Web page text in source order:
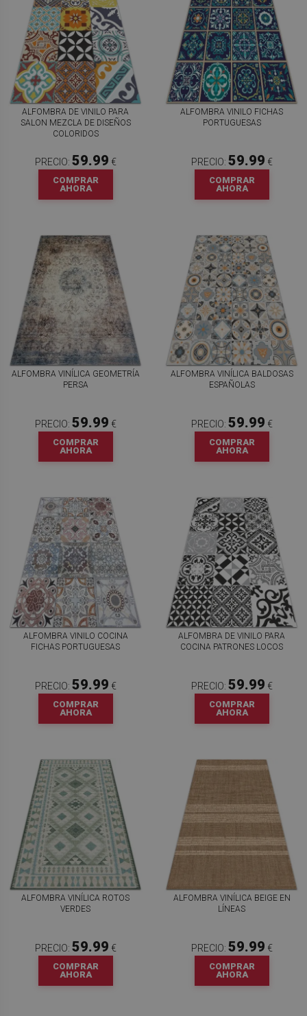
ALFOMBRA DE VINILO PARA
SALON MEZCLA DE DISEÑOS
COLORIDOS
PRECIO: 59.99 €
COMPRAR
AHORA
ALFOMBRA VINILO FICHAS
PORTUGUESAS
PRECIO: 59.99 €
COMPRAR
AHORA
ALFOMBRA VINÍLICA GEOMETRÍA
PERSA
PRECIO: 59.99 €
COMPRAR
AHORA
ALFOMBRA VINÍLICA BALDOSAS
ESPAÑOLAS
PRECIO: 59.99 €
COMPRAR
AHORA
ALFOMBRA VINILO COCINA
FICHAS PORTUGUESAS
PRECIO: 59.99 €
COMPRAR
AHORA
ALFOMBRA DE VINILO PARA
COCINA PATRONES LOCOS
PRECIO: 59.99 €
COMPRAR
AHORA
ALFOMBRA VINÍLICA ROTOS
VERDES
PRECIO: 59.99 €
COMPRAR
AHORA
ALFOMBRA VINÍLICA BEIGE EN
LÍNEAS
PRECIO: 59.99 €
COMPRAR
AHORA